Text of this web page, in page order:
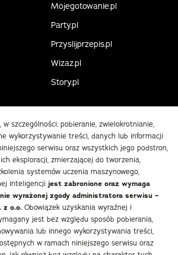
Mojegotowanie.pl
Party.pl
Przyslijprzepis.pl
Wizaz.pl
Story.pl
w szczególności: pobieranie, zwielokrotnianie,
wykorzystywanie treści, danych lub informacji
serwisu oraz wszystkich jego podstron,
eksploracji, zmierzającej do tworzenia,
systemów uczenia maszynowego,
inteligencji jest zabronione oraz wymaga
wyrażonej zgody administratora serwisu –
z o.o. Obowiązek uzyskania wyraźnej i
jest bez względu sposób pobierania,
lub innego wykorzystywania treści,
w ramach niniejszego serwisu oraz